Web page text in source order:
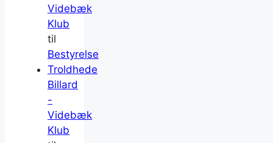
Videbæk
Klub
til
Bestyrelse
Troldhede
Billard
-
Videbæk
Klub